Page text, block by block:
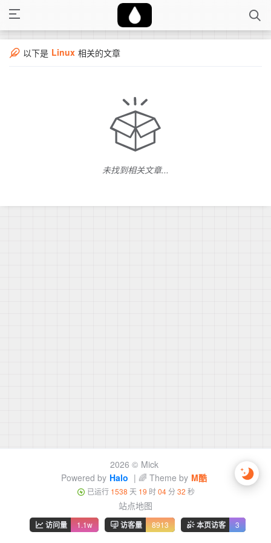
以下是 Linux 相关的文章
未找到相关文章...
2026 © Mick
Powered by Halo | 🌈 Theme by M酷
已运行 1538 天 19 时04分 32 秒
站点地图
访问量 1.1w 访客量 8913 本页访客 3